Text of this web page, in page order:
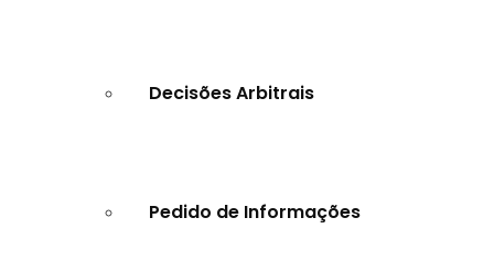
Decisões Arbitrais
Pedido de Informações